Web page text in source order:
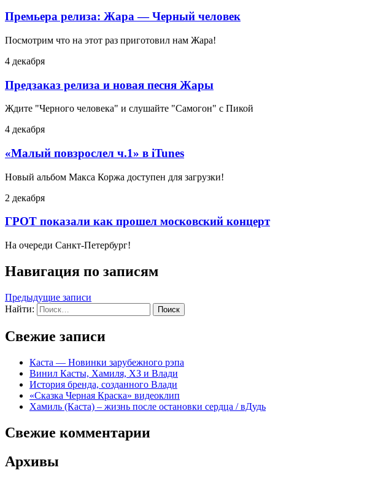
Премьера релиза: Жара — Черный человек
Посмотрим что на этот раз приготовил нам Жара!
4 декабря
Предзаказ релиза и новая песня Жары
Ждите "Черного человека" и слушайте "Самогон" с Пикой
4 декабря
«Малый повзрослел ч.1» в iTunes
Новый альбом Макса Коржа доступен для загрузки!
2 декабря
ГРОТ показали как прошел московский концерт
На очереди Санкт-Петербург!
Навигация по записям
Предыдущие записи
Найти:
Свежие записи
Каста — Новинки зарубежного рэпа
Винил Касты, Хамиля, ХЗ и Влади
История бренда, созданного Влади
«Сказка Черная Краска» видеоклип
Хамиль (Каста) – жизнь после остановки сердца / вДудь
Свежие комментарии
Архивы